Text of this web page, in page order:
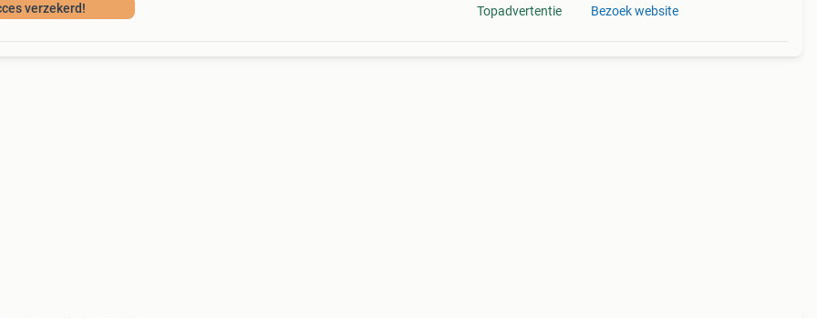
verzekerd! Topadvertentie Bezoek website